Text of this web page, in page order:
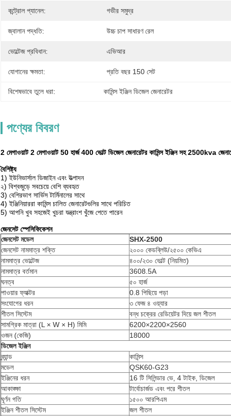
কন্ট্রোল প্যানেল: গভীর সমুদ্র
জ্বালান পদ্ধতি: উচ্চ চাপ সাধারণ রেল
ভোল্টেজ প্রবিধান: এভিআর
যোগানের ক্ষমতা: প্রতি বছর 150 সেট
বিশেষভাবে তুলে ধরা: কামিন্স ইঞ্জিন ডিজেল জেনারেটর
পণ্যের বিবরণ
2 মেগাওয়াট 2 মেগাওয়াট 50 হার্জ 400 ভোল্ট ডিজেল জেনারেটর কামিন্স ইঞ্জিন সহ 2500kva
বৈশিষ্ট্য
1) ইউনিভার্সাল ডিজাইন এবং উত্পাদন
২) বিশ্বজুড়ে সবচেয়ে বেশি ব্যবহৃত
3) বেশিরভাগ সার্ভিস টার্মিনালের সাথে
4) ইঞ্জিনিয়াররা কামিন্স চালিত জেনারেটগুলির সাথে পরিচিত
5) আপনি খুব সহজেই খুচরা যন্ত্রাংশ খুঁজে পেতে পারেন
জেনসেট স্পেসিফিকেশন
জেনসেট মডেল
SHX-2500
জেনসেট নামমাত্র শক্তি
২০০০ কেডব্লিউ/২৫০০ কেভিএ
নামমাত্র ভোল্টেজ
৪০০/২৩০ ভোল্ট (নিয়মিত)
নামমাত্র বর্তমান
3608.5A
ঘনত্ব
৫০ হার্জ
পাওয়ার ফ্যাক্টর
0.8 পিছিয়ে পড়া
সংযোগের ধরন
৩ ফেজ ৪ ওয়্যার
শীতল সিস্টেম
বন্ধ চক্রের রেডিয়েটর দিয়ে জল শীতল
সামগ্রিক মাত্রা (L × W × H) মিমি
6200×2200×2560
ওজন (কেজি)
18000
ডিজেল ইঞ্জিন
ব্র্যান্ড
কামিন্স
মডেল
QSK60-G23
ইঞ্জিনের ধরন
16 টি সিলিন্ডার ভে, 4 টাইক, ডিজেল
আকাঙ্ক্ষা
টার্বোচার্জড এবং পরে শীতল
ঘূর্ণন গতি
১৫০০ আরপিএম
ইঞ্জিন শীতল সিস্টেম
জল শীতল